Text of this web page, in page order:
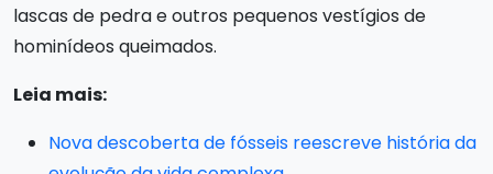
lascas de pedra e outros pequenos vestígios de
hominídeos queimados.
Leia mais:
Nova descoberta de fósseis reescreve história da